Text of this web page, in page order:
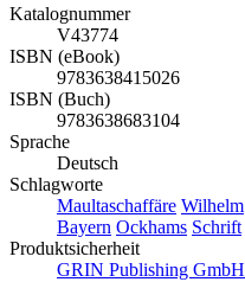
Katalognummer
V43774
ISBN (eBook)
9783638415026
ISBN (Buch)
9783638683104
Sprache
Deutsch
Schlagworte
Maultaschaffäre Wilhelm
Bayern Ockhams Schrift
Produktsicherheit
GRIN Publishing GmbH